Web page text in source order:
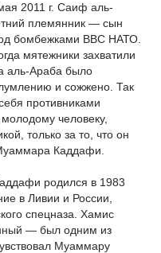
2011 г. Саиф аль-
племянник — сын
бомбежками ВВС НАТО.
мятежники захватили
аль-Араба было
и сожжено. Так
противниками
человеку,
только за то, что он
Каддафи.
родился в 1983
в Ливии и России,
спецназа. Хамис
— был одним из
Муаммару